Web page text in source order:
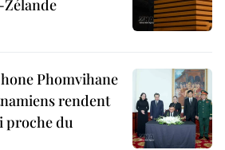
Phomvihane
rendent
proche du